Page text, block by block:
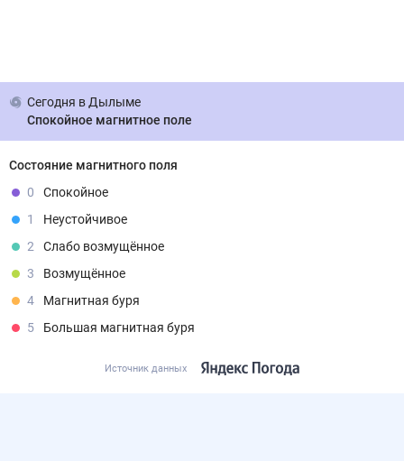
Сегодня в Дылыме
Спокойное магнитное поле
Состояние магнитного поля
0
Спокойное
1
Неустойчивое
2
Слабо возмущённое
3
Возмущённое
4
Магнитная буря
5
Большая магнитная буря
Источник данных